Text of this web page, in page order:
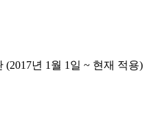
년 1월 1일 ~ 현재 적용)